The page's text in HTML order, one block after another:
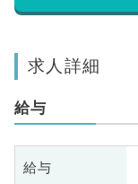
求人詳細
給与
給与